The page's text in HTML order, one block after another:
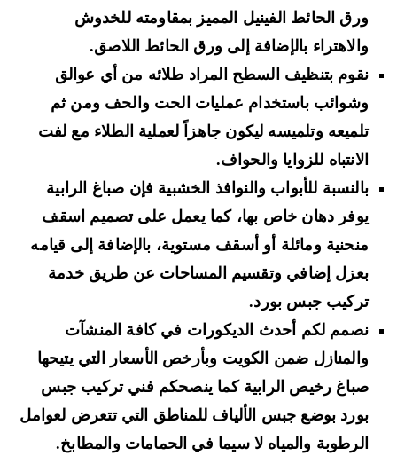
ورق الحائط الفينيل المميز بمقاومته للخدوش
والاهتراء بالإضافة إلى ورق الحائط اللاصق.
نقوم بتنظيف السطح المراد طلائه من أي عوالق
وشوائب باستخدام عمليات الحت والحف ومن ثم
تلميعه وتلميسه ليكون جاهزاً لعملية الطلاء مع لفت
الانتباه للزوايا والحواف.
بالنسبة للأبواب والنوافذ الخشبية فإن صباغ الرابية
يوفر دهان خاص بها، كما يعمل على تصميم اسقف
منحنية ومائلة أو أسقف مستوية، بالإضافة إلى قيامه
بعزل إضافي وتقسيم المساحات عن طريق خدمة
تركيب جبس بورد.
نصمم لكم أحدث الديكورات في كافة المنشآت
والمنازل ضمن الكويت وبأرخص الأسعار التي يتيحها
صباغ رخيص الرابية كما ينصحكم فني تركيب جبس
بورد بوضع جبس الألياف للمناطق التي تتعرض لعوامل
الرطوبة والمياه لا سيما في الحمامات والمطابخ.